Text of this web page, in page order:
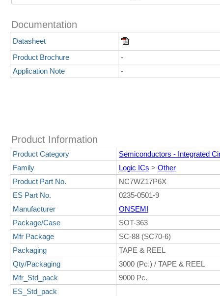
Documentation
Datasheet
Product Brochure
-
Application Note
-
Product Information
Product Category
Semiconductors - Integrated
Family
Logic ICs > Other
Product Part No.
NC7WZ17P6X
ES Part No.
0235-0501-9
Manufacturer
ONSEMI
Package/Case
SOT-363
Mfr Package
SC-88 (SC70-6)
Packaging
TAPE & REEL
Qty/Packaging
3000 (Pc.) / TAPE & REEL
Mfr_Std_pack
9000 Pc.
ES_Std_pack